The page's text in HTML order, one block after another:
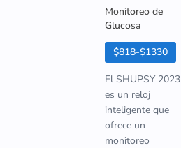
Monitoreo de
Glucosa
$818-$1330
El SHUPSY 2023
es un reloj
inteligente que
ofrece un
monitoreo